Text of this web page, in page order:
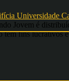
Universidade
Jovem é
tem fins lucrativos